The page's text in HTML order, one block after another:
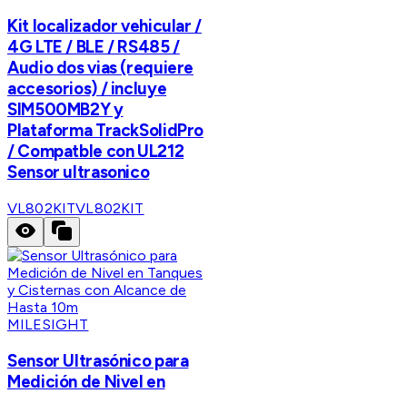
Kit localizador vehicular /
4G LTE / BLE / RS485 /
Audio dos vias (requiere
accesorios) / incluye
SIM500MB2Y y
Plataforma TrackSolidPro
/ Compatble con UL212
Sensor ultrasonico
VL802KITVL802KIT
MILESIGHT
Sensor Ultrasónico para
Medición de Nivel en